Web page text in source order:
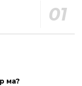
ма?